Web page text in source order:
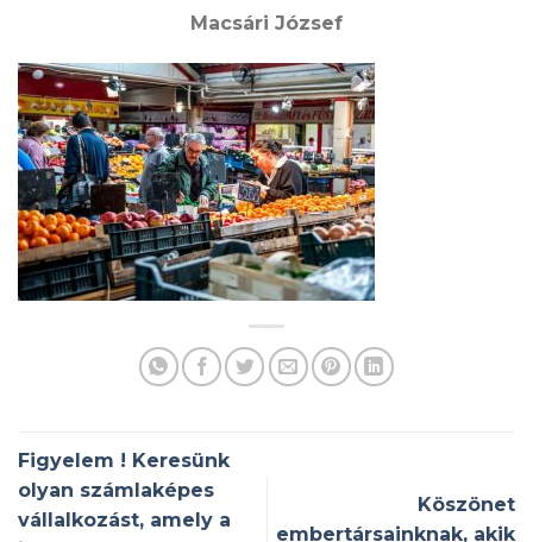
Macsári József
Figyelem ! Keresünk
olyan számlaképes
vállalkozást, amely a
Köszönet
embertársainknak, akik